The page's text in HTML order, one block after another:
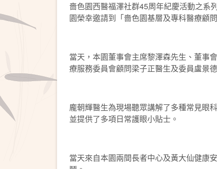
嗇色園西醫福澤社群45周年紀慶活動之系
園榮幸邀請到「嗇色園基層及專科醫療顧
當天，本園董事會主席黎澤森先生、董事
療服務委員會顧問梁子正醫生及委員盧景
龐朝輝醫生為現場聽眾講解了多種常見眼
並提供了多項日常護眼小貼士。
當天來自本園兩間長者中心及黃大仙健康